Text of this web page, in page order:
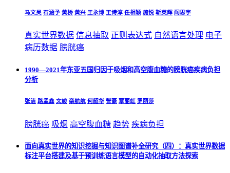
马文昊 石涵予 黄桥 黄兴 王永博 王诗淳 任相颖 施悦 靳英辉 阎思宇
真实世界数据 信息抽取 正则表达式 自然语言处理 电子
病历数据 膀胱癌
1990—2021年东亚五国归因于吸烟和高空腹血糖的膀胱癌疾病负担
分析
张洁 路孟鑫 文峻 栾航航 何韶华 訾豪 覃丽虹 罗丽莎
膀胱癌 吸烟 高空腹血糖 趋势 疾病负担
面向真实世界的知识挖掘与知识图谱补全研究（四）：真实世界数据
标注平台搭建及基于预训练语言模型的自动化抽取方法探索